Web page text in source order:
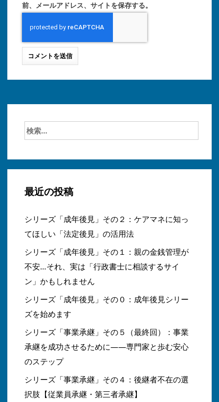
前、メールアドレス、サイトを保存する。
索:
最近の投稿
シリーズ「成年後見」その２：ケアマネに知っ
てほしい「法定後見」の活用法
シリーズ「成年後見」その１：親の金銭管理が
不安…それ、実は「行政書士に相談するサイ
ン」かもしれません
シリーズ「成年後見」その０：成年後見シリー
ズを始めます
シリーズ「事業承継」その５（最終回）：事業
承継を成功させるために――専門家と歩む安心
のステップ
シリーズ「事業承継」その４：後継者不在の選
択肢【従業員承継・第三者承継】